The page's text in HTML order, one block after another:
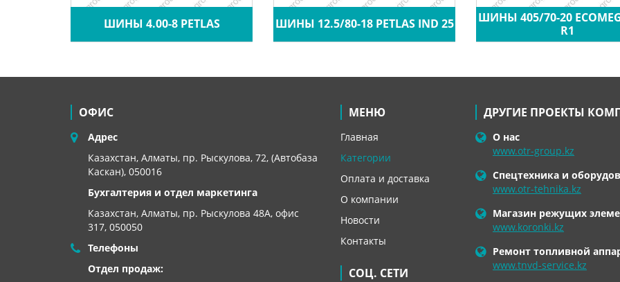
ШИНЫ 4.00-8 PETLAS ШИНЫ 12.5/80-18 PETLAS IND 25
ШИНЫ 405/70-20
R1
ОФИС
Адрес
Казахстан, Алматы, пр. Рыскулова, 72, (Автобаза
Каскан), 050016
Бухгалтерия и отдел маркетинга
Казахстан, Алматы, пр. Рыскулова 48А, офис
317, 050050
Телефоны
Отдел продаж:
МЕНЮ
Главная
Категории
Оплата и доставка
О компании
Новости
Контакты
СОЦ. СЕТИ
ДРУГИЕ ПРОЕКТЫ
О нас
www.otr-group.kz
Спецтехника и
www.otr-tehnika.kz
Магазин режущих
www.koronki.kz
Ремонт топливной
www.tnvd-service.kz